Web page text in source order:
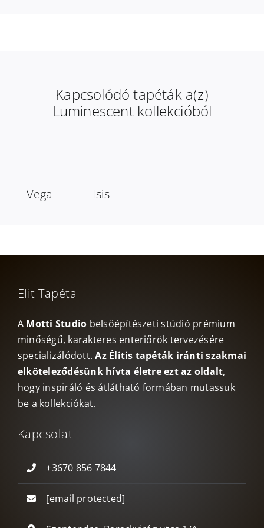
Kapcsolódó tapéták a(z)
Luminescent kollekcióból
Vega Isis
Elit Tapéta
A Motti Studio belsőépítészeti stúdió prémium
minőségű, karakteres enteriőrök tervezésére
specializálódott.Az Élitis tapéták iránti szakmai
elköteleződésünk hívta életre ezt az oldalt,
hogy inspiráló és átlátható formában mutassuk
be a kollekciókat.
Kapcsolat
+3670 856 7844
[email protected]